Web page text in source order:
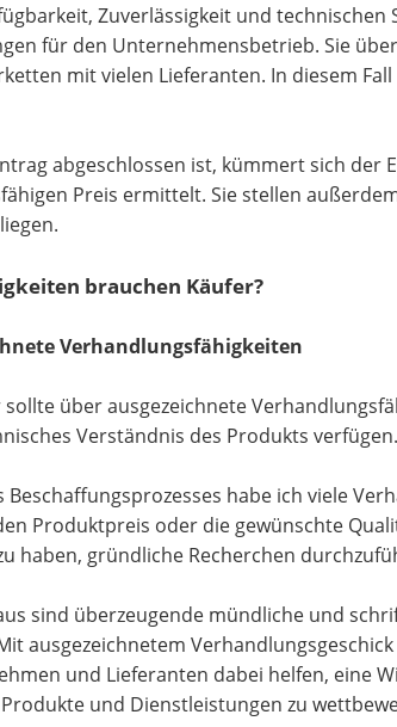
Zuverlässigkeit und
für den Unternehmensbetrieb. Sie
mit vielen Lieferanten. In diesem
abgeschlossen ist, kümmert sich der
Preis ermittelt. Sie stellen
brauchen Käufer?
Verhandlungsfähigkeiten
sollte über ausgezeichnete
Verständnis des Produkts verfügen.
Beschaffungsprozesses habe ich viele
Produktpreis oder die gewünschte
haben, gründliche Recherchen
sind überzeugende mündliche und
ausgezeichnetem
und Lieferanten dabei helfen, eine
und Dienstleistungen zu